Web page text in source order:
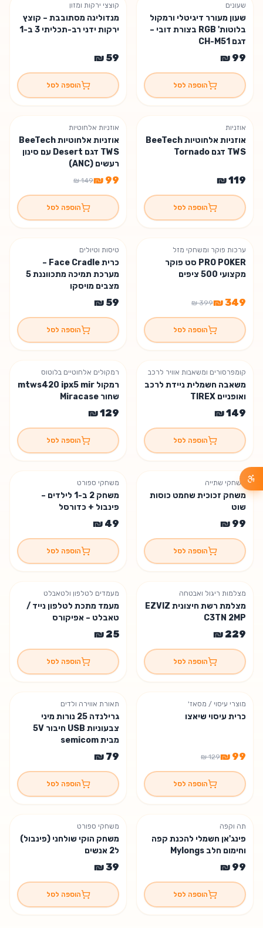
נשארו 3 יחידות
שעונים
שעון מעורר דיגיטלי ורמקול
בלוטות' RGB בצורת דובי –
דגם CH-M51
הוספה לסל
קוצצי ירקות ומזון
מנדולינה מסתובבת – קוצץ
ירקות ידני רב-תכליתי 3 ב-1
הוספה לסל
אוזניות
אוזניות אלחוטיות BeeTech
TWS דגם Tornado
הוספה לסל
34 % הנחה
אוזניות אלחוטיות
אוזניות אלחוטיות BeeTech
TWS דגם Desert עם סינון
רעשים (ANC)
הוספה לסל
13% הנחה
משלוח חינם
ערכות פוקר ומשחקי מזל
PRO POKER סט פוקר
מקצועי 500 ציפים
הוספה לסל
טיסות וטיולים
כרית Face Cradle –
מערכת תמיכה מתכווננת 5
מצבים מויסקו
הוספה לסל
נשארו 7 יחידות
קומפרסורים ומשאבות אוויר לרכב
משאבה חשמלית ניידת לרכב
ואופניים TIREX
הוספה לסל
רמקולים אלחוטיים בלוטוס
רמקול mtws420 ipx5 mir
שחור Miracase
הוספה לסל
משחקי שתייה
משחק זכוכית שחמט כוסות
שוט
הוספה לסל
משחקי ספורט
משחק 2 ב-1 לילדים –
פינבול + כדורסל
הוספה לסל
נשארה יחידה אחת
מצלמות ריגול ואבטחה
מצלמת רשת חיצונית EZVIZ
C3TN 2MP
הוספה לסל
מעמדים לטלפון ולטאבלט
מעמד מתכת לטלפון נייד /
טאבלט – אפיקורס
הוספה לסל
23 % הנחה
מוצרי עיסוי / מסאז'
כרית עיסוי שיאצו
הוספה לסל
נשארה יחידה אחת
תאורת אווירה ולדים
גרילנדה 25 נורות מיני
צבעוניות USB חיבור 5V
מבית semicom
הוספה לסל
תה וקפה
פינג'אן חשמלי להכנת קפה
וחימום חלב Mylongs
הוספה לסל
משחקי ספורט
משחק הוקי שולחני (פינבול)
ל2 אנשים
הוספה לסל